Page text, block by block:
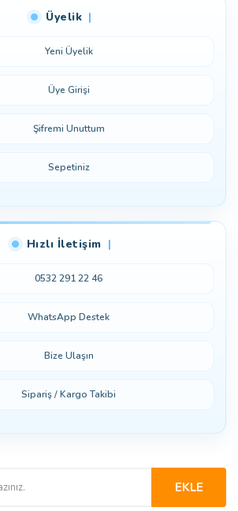
Üyelik
Yeni Üyelik
Üye Girişi
Şifremi Unuttum
Sepetiniz
Hızlı İletişim
0532 291 22 46
WhatsApp Destek
Bize Ulaşın
Sipariş / Kargo Takibi
EKLE